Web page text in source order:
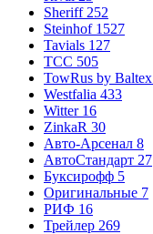
Sheriff 252
Steinhof 1527
Tavials 127
TCC 505
TowRus by Baltex
Westfalia 433
Witter 16
ZinkaR 30
Авто-Арсенал 8
АвтоСтандарт 27
Буксирофф 5
Оригинальные 7
РИФ 16
Трейлер 269